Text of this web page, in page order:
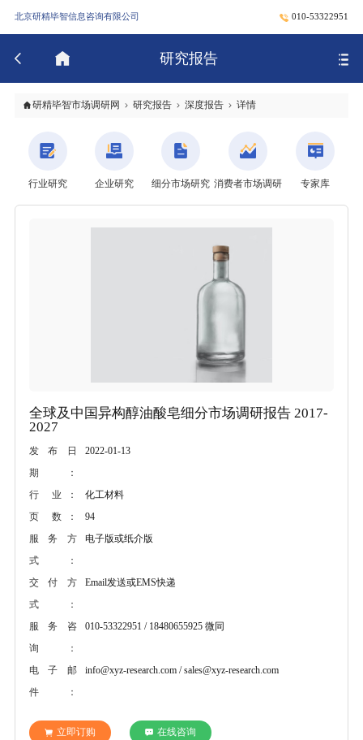
北京研精毕智信息咨询有限公司 010-53322951
研究报告
研精毕智市场调研网 研究报告 深度报告 详情
行业研究 企业研究 细分市场研究 消费者市场调研 专家库
全球及中国异构醇油酸皂细分市场调研报告 2017-
2027
发布日
期：
2022-01-13
行 业：
化工材料
页 数：
94
服务方
式：
电子版或纸介版
交付方
式：
Email发送或EMS快递
服务咨
询：
010-53322951 / 18480655925 微同
电子邮
件：
info@xyz-research.com / sales@xyz-research.com
立即订购 在线咨询